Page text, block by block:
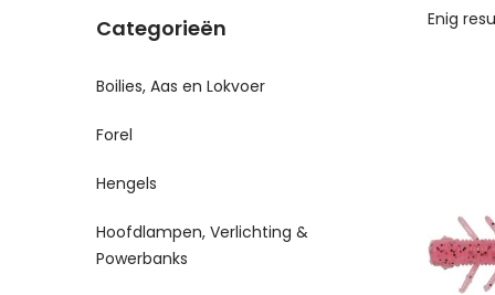
Enig
Categorieën
Boilies, Aas en Lokvoer
Forel
Hengels
Hoofdlampen, Verlichting &
Powerbanks